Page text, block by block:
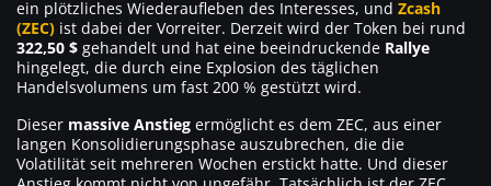
ein plötzliches Wiederaufleben des Interesses, und Zcash
(ZEC) ist dabei der Vorreiter. Derzeit wird der Token bei rund
322,50 $ gehandelt und hat eine beeindruckende Rallye
hingelegt, die durch eine Explosion des täglichen
Handelsvolumens um fast 200 % gestützt wird.
Dieser massive Anstieg ermöglicht es dem ZEC, aus einer
langen Konsolidierungsphase auszubrechen, die die
Volatilität seit mehreren Wochen erstickt hatte. Und dieser